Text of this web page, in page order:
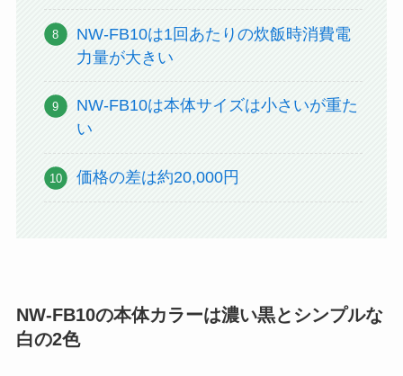
NW-FB10は1回あたりの炊飯時消費電
力量が大きい
NW-FB10は本体サイズは小さいが重た
い
価格の差は約20,000円
NW-FB10の本体カラーは濃い黒とシンプルな
白の2色